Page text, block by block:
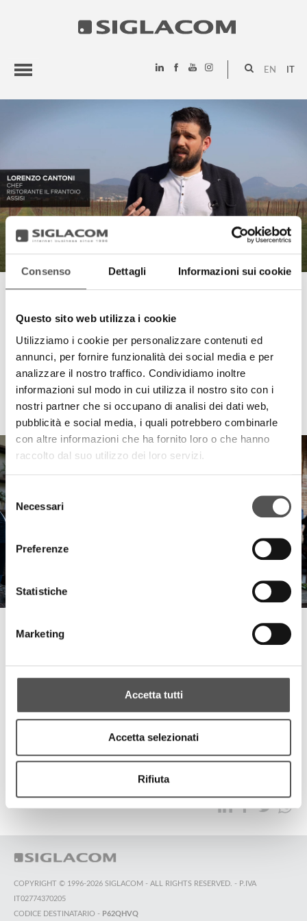
Consenso Dettagli Informazioni sui cookie
Questo sito web utilizza i cookie
Utilizziamo i cookie per personalizzare contenuti ed
annunci, per fornire funzionalità dei social media e per
analizzare il nostro traffico. Condividiamo inoltre
informazioni sul modo in cui utilizza il nostro sito con i
nostri partner che si occupano di analisi dei dati web,
pubblicità e social media, i quali potrebbero combinarle
con altre informazioni che ha fornito loro o che hanno
raccolto dal suo utilizzo dei loro servizi.
Selezione
del
consenso
Necessari
Preferenze
Statistiche
Marketing
Accetta tutti
Accetta selezionati
Rifiuta
EN
HIGHLIGHTS
TUTTI GLI HIGHLIGHTS
TOP RICERCHE SITEMAP SOSTENIBILITÀ
COPYRIGHT © 1996-2026 SIGLACOM - ALL RIGHTS RESERVED. - P.IVA
IT02774370205
CODICE DESTINATARIO - P62QHVQ